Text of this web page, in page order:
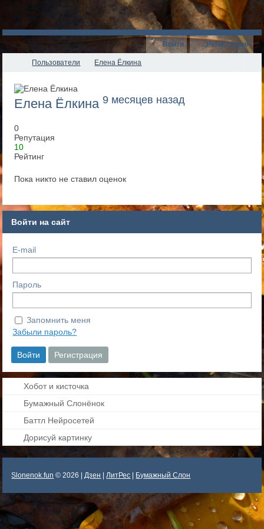
Войти Регистрация
Пользователи Елена Ёлкина
Елена Ёлкина 9 месяцев назад
0
Репутация
10
Рейтинг
Пока никто не ставил оценок
Войти на сайт
E-mail
Пароль
Запомнить меня
Забыли пароль?
Хобот и кисточка
Бумажный Слонёнок
Баттл Нейросетей
Дорисуй картинку
Slonenok.fun © 2026 |Дзен |ЛитРес Бумажный Слон